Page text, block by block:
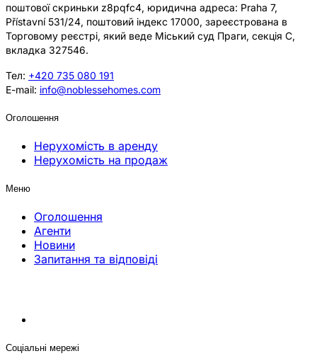
поштової скриньки z8pqfc4, юридична адреса: Praha 7,
Přístavní 531/24, поштовий індекс 17000, зареєстрована в
Торговому реєстрі, який веде Міський суд Праги, секція C,
вкладка 327546.
Тел: +420 735 080 191
E-mail: info@noblessehomes.com
Оголошення
Нерухомість в аренду
Нерухомість на продаж
Меню
Оголошення
Агенти
Новини
Запитання та відповіді
Соціальні мережі